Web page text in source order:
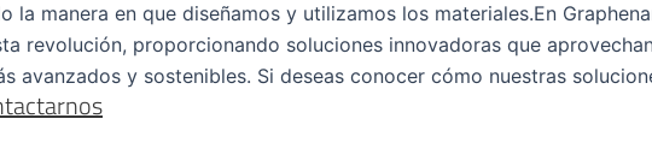
la manera en que diseñamos y utilizamos los materiales.En
revolución, proporcionando soluciones innovadoras que
avanzados y sostenibles. Si deseas conocer cómo nuestras